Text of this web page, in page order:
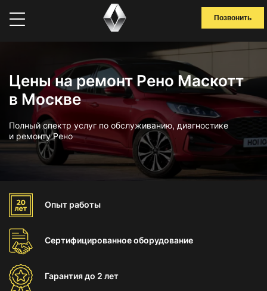
Позвонить
Цены на ремонт Рено Маскотт
в Москве
Полный спектр услуг по обслуживанию, диагностике
и ремонту Рено
Опыт работы
Сертифицированноеоборудование
Гарантиядо 2 лет